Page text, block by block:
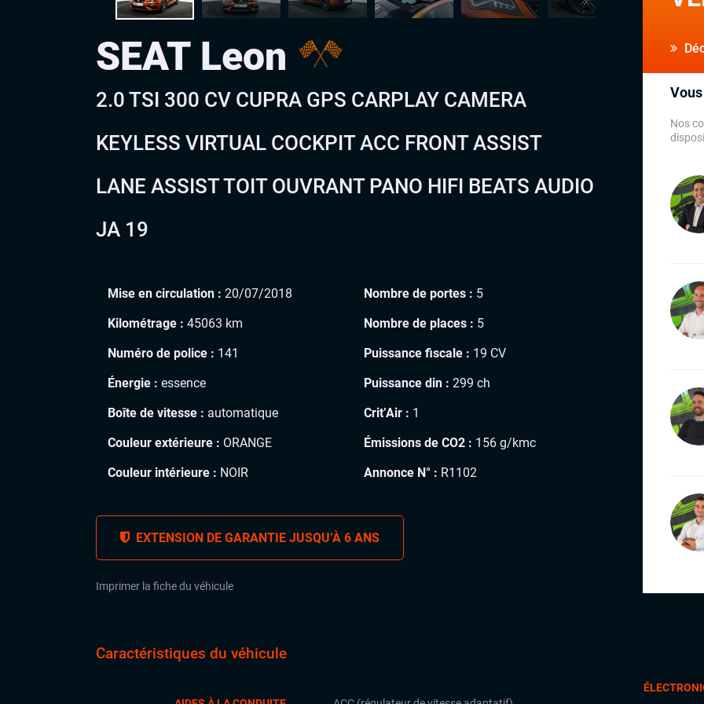
SEAT Leon
2.0 TSI 300 CV CUPRA GPS CARPLAY CAMERA
KEYLESS VIRTUAL COCKPIT ACC FRONT ASSIST
LANE ASSIST TOIT OUVRANT PANO HIFI BEATS AUDIO
JA 19
Mise en circulation : 20/07/2018
Kilométrage : 45063 km
Numéro de police : 141
Énergie : essence
Boîte de vitesse : automatique
Couleur extérieure : ORANGE
Couleur intérieure : NOIR
Nombre de portes : 5
Nombre de places : 5
Puissance fiscale : 19 CV
Puissance din : 299 ch
Crit’Air : 1
Émissions de CO2 : 156 g/kmc
Annonce N° : R1102
EXTENSION DE GARANTIE JUSQU’À 6 ANS
Imprimer la fiche du véhicule
Nos
Caractéristiques du véhicule